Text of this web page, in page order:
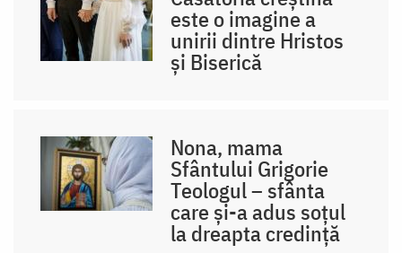
este o imagine a
unirii dintre Hristos
și Biserică
Nona, mama
Sfântului Grigorie
Teologul – sfânta
care și-a adus soțul
la dreapta credință